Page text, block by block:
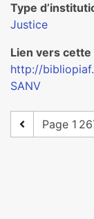
Type
Justice
Lien vers cette
http://
SANV
Page 1